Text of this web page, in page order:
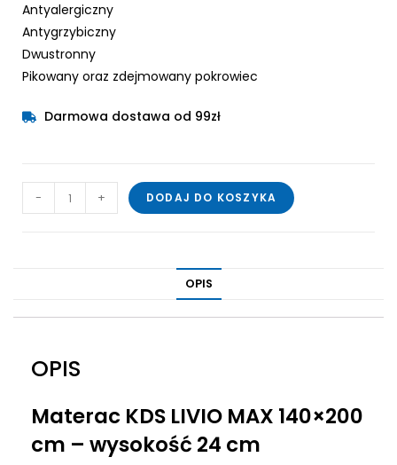
Antyalergiczny
Antygrzybiczny
Dwustronny
Pikowany oraz zdejmowany pokrowiec
Darmowa dostawa od 99zł
- + DODAJ DO KOSZYKA
OPIS
OPIS
Materac KDS LIVIO MAX 140×200
cm – wysokość 24 cm